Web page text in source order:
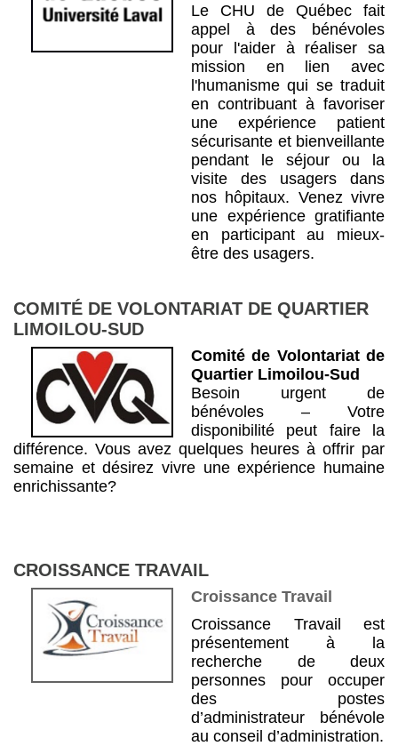
Le CHU de Québec fait
appel à des bénévoles
pour l'aider à réaliser sa
mission en lien avec
l'humanisme qui se traduit
en contribuant à favoriser
une expérience patient
sécurisante et bienveillante
pendant le séjour ou la
visite des usagers dans
nos hôpitaux. Venez vivre
une expérience gratifiante
en participant au mieux-
être des usagers.
COMITÉ DE VOLONTARIAT DE QUARTIER
LIMOILOU-SUD
Comité de Volontariat de
Quartier Limoilou-Sud
Besoin urgent de
bénévoles – Votre
disponibilité peut faire la
différence. Vous avez quelques heures à offrir par
semaine et désirez vivre une expérience humaine
enrichissante?
CROISSANCE TRAVAIL
Croissance Travail
Croissance Travail est
présentement à la
recherche de deux
personnes pour occuper
des postes
d’administrateur bénévole
au conseil d’administration.